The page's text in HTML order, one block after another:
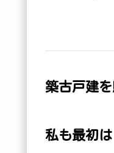
築古戸建
私も最初